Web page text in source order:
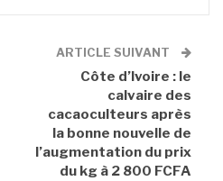
ARTICLE SUIVANT
Côte d’Ivoire : le
calvaire des
cacaoculteurs après
la bonne nouvelle de
l’augmentation du prix
du kg à 2 800 FCFA